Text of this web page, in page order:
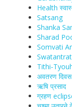
Health
Satsang
Shanka
Sharad
Somvati
Tithi-
अवतरण दिवस
ऋषि प्रसाद
ग्रहण